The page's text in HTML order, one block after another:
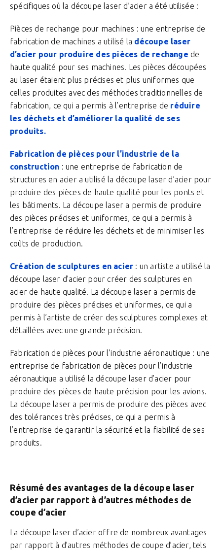
spécifiques où la découpe laser d’acier a été utilisée :
Pièces de rechange pour machines : une entreprise de
fabrication de machines a utilisé la découpe laser
d’acier pour produire des pièces de rechange de
haute qualité pour ses machines. Les pièces découpées
au laser étaient plus précises et plus uniformes que
celles produites avec des méthodes traditionnelles de
fabrication, ce qui a permis à l’entreprise de réduire
les déchets et d’améliorer la qualité de ses
produits.
Fabrication de pièces pour l’industrie de la
construction : une entreprise de fabrication de
structures en acier a utilisé la découpe laser d’acier pour
produire des pièces de haute qualité pour les ponts et
les bâtiments. La découpe laser a permis de produire
des pièces précises et uniformes, ce qui a permis à
l’entreprise de réduire les déchets et de minimiser les
coûts de production.
Création de sculptures en acier : un artiste a utilisé la
découpe laser d’acier pour créer des sculptures en
acier de haute qualité. La découpe laser a permis de
produire des pièces précises et uniformes, ce qui a
permis à l’artiste de créer des sculptures complexes et
détaillées avec une grande précision.
Fabrication de pièces pour l’industrie aéronautique : une
entreprise de fabrication de pièces pour l’industrie
aéronautique a utilisé la découpe laser d’acier pour
produire des pièces de haute précision pour les avions.
La découpe laser a permis de produire des pièces avec
des tolérances très précises, ce qui a permis à
l’entreprise de garantir la sécurité et la fiabilité de ses
produits.
Résumé des avantages de la découpe laser
d’acier par rapport à d’autres méthodes de
coupe d’acier
La découpe laser d’acier offre de nombreux avantages
par rapport à d’autres méthodes de coupe d’acier, tels